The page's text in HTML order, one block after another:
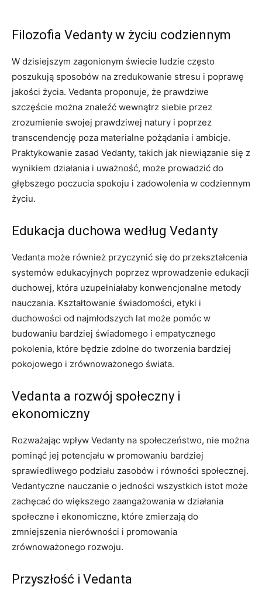
Filozofia Vedanty w życiu codziennym
W dzisiejszym zagonionym świecie ludzie często
poszukują sposobów na zredukowanie stresu i poprawę
jakości życia. Vedanta proponuje, że prawdziwe
szczęście można znaleźć wewnątrz siebie przez
zrozumienie swojej prawdziwej natury i poprzez
transcendencję poza materialne pożądania i ambicje.
Praktykowanie zasad Vedanty, takich jak niewiązanie się z
wynikiem działania i uważność, może prowadzić do
głębszego poczucia spokoju i zadowolenia w codziennym
życiu.
Edukacja duchowa według Vedanty
Vedanta może również przyczynić się do przekształcenia
systemów edukacyjnych poprzez wprowadzenie edukacji
duchowej, która uzupełniałaby konwencjonalne metody
nauczania. Kształtowanie świadomości, etyki i
duchowości od najmłodszych lat może pomóc w
budowaniu bardziej świadomego i empatycznego
pokolenia, które będzie zdolne do tworzenia bardziej
pokojowego i zrównoważonego świata.
Vedanta a rozwój społeczny i
ekonomiczny
Rozważając wpływ Vedanty na społeczeństwo, nie można
pominąć jej potencjału w promowaniu bardziej
sprawiedliwego podziału zasobów i równości społecznej.
Vedantyczne nauczanie o jedności wszystkich istot może
zachęcać do większego zaangażowania w działania
społeczne i ekonomiczne, które zmierzają do
zmniejszenia nierówności i promowania
zrównoważonego rozwoju.
Przyszłość i Vedanta